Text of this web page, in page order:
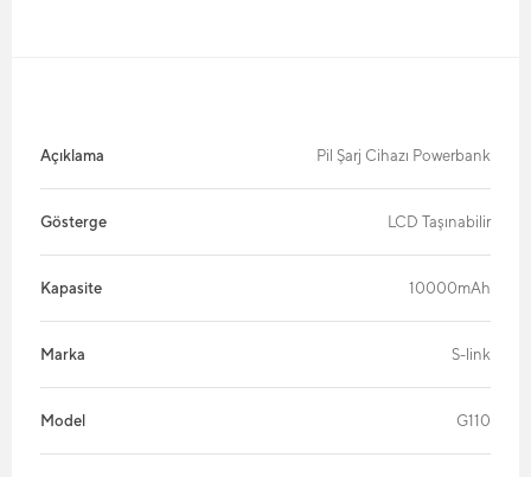
Açıklama Pil Şarj Cihazı Powerbank
Gösterge LCD Taşınabilir
Kapasite 10000mAh
Marka S-link
Model G110